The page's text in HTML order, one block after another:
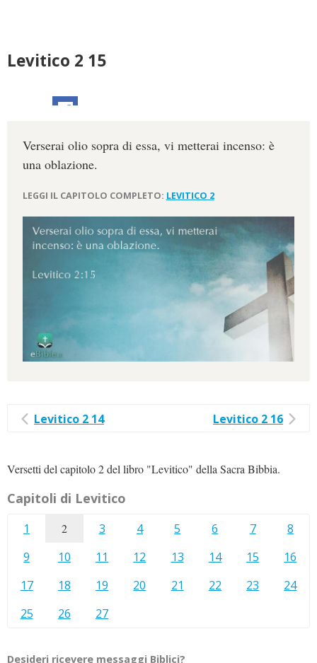
Levitico 2 15
Verserai olio sopra di essa, vi metterai incenso: è
una oblazione.
LEGGI IL CAPITOLO COMPLETO: LEVITICO 2
Levitico 2 14 Levitico 2 16
Versetti del capitolo 2 del libro "Levitico" della Sacra Bibbia.
Capitoli di Levitico
1 2 3 4 5 6 7
8
9
10 11 12 13 14 15
16
17
18 19 20 21 22 23
24
25
26 27
Desideri ricevere messaggi Biblici?